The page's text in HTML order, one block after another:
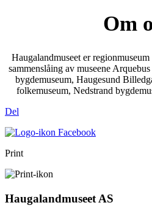
Om
Haugalandmuseet er
sammenslåing av museene
bygdemuseum, Haugesund
folkemuseum, Nedstrand
Del
Print
Haugalandmuseet AS